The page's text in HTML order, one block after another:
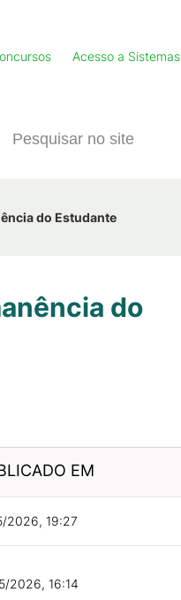
Acesso a Sistemas
do Estudante
do
EM
2026, 19:27
2026, 16:14